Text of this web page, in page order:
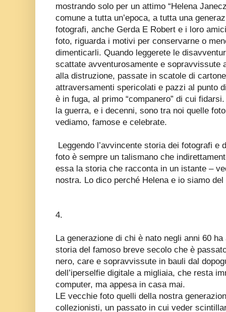
mostrando solo per un attimo “Helena
comune a tutta un’epoca, a tutta una
fotografi, anche Gerda E Robert e i loro
foto, riguarda i motivi per conservarne o
dimenticarli. Quando leggerete le
scattate avventurosamente e sopravvissute
alla distruzione, passate in scatole di
attraversamenti spericolati e pazzi al punto
è in fuga, al primo “companero” di cui
la guerra, e i decenni, sono tra noi quelle
vediamo, famose e celebrate.
Leggendo l’avvincente storia dei fotografi e
foto è sempre un talismano che
essa la storia che racconta in un istante –
nostra. Lo dico perché Helena e io siamo del
4.
La generazione di chi è nato negli anni 60
storia del famoso breve secolo che è
nero, care e sopravvissute in bauli dal
dell’iperselfie digitale a migliaia, che resta
computer, ma appesa in casa mai.
LE vecchie foto quelli della nostra
collezionisti, un passato in cui veder